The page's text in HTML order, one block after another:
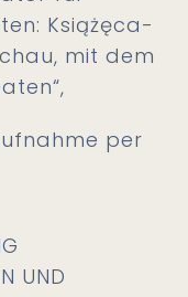
Książęca-
mit dem
per
UND